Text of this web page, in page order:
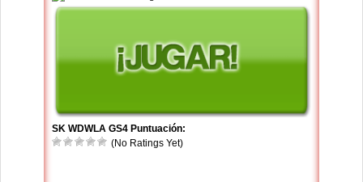
SK WDWLA GS4 Puntuación:
(No Ratings Yet)